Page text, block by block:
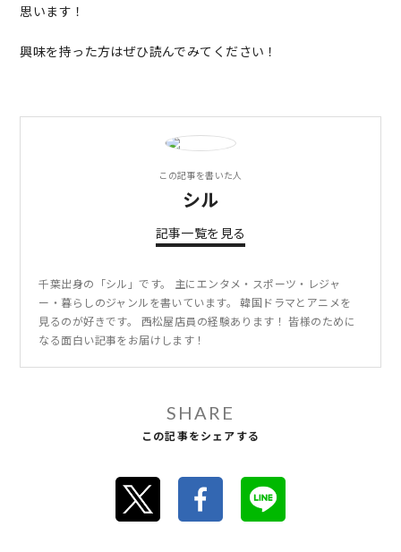
思います！
興味を持った方はぜひ読んでみてください！
この記事を書いた人
シル
記事一覧を見る
千葉出身の「シル」です。 主にエンタメ・スポーツ・レジャ
ー・暮らしのジャンルを書いています。 韓国ドラマとアニメを
見るのが好きです。 西松屋店員の経験あります！ 皆様のために
なる面白い記事をお届けします！
SHARE
この記事をシェアする